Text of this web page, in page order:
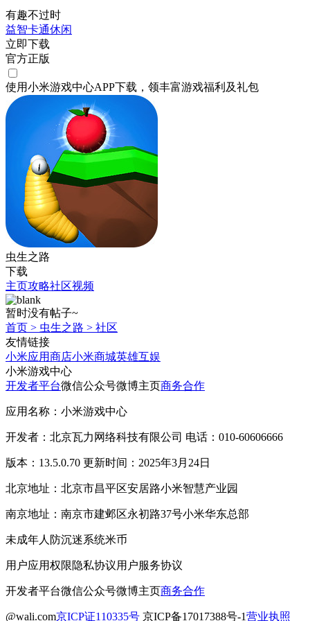
有趣不过时
益智卡通休闲
立即下载
官方正版
使用小米游戏中心APP下载 ，领丰富游戏福利 及礼包
虫生之路
下载
主页攻略社区视频
暂时没有帖子~
首页 > 虫生之路 > 社区
友情链接
小米应用商店小米商城英雄互娱
小米游戏中心
开发者平台微信公众号微博主页商务合作
应用名称：小米游戏中心
开发者：北京瓦力网络科技有限公司 电话：010-60606666
版本：13.5.0.70 更新时间：2025年3月24日
北京地址：北京市昌平区安居路小米智慧产业园
南京地址：南京市建邺区永初路37号小米华东总部
未成年人防沉迷系统米币
用户应用权限隐私协议用户服务协议
开发者平台微信公众号微博主页商务合作
@wali.com京ICP证110335号 京ICP备17017388号-1营业执照